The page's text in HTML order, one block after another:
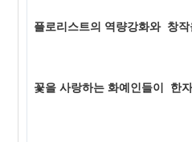
플로리스트의 역량강화와 창
꽃을 사랑하는 화예인들이 한